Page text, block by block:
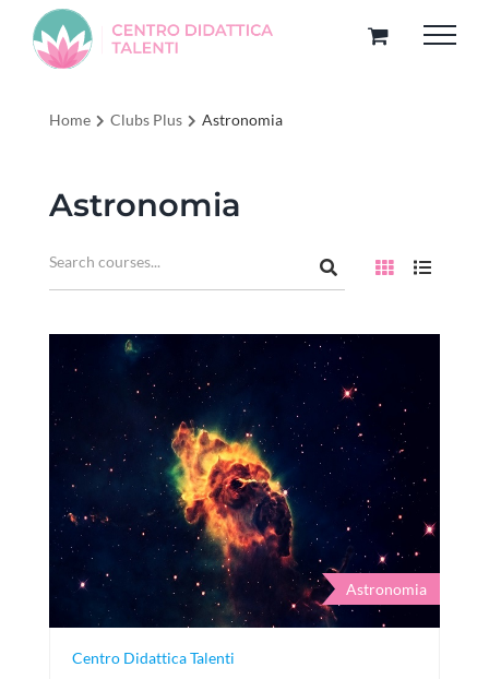
Salta
Home Clubs Plus Astronomia
Astronomia
Astronomia
Centro Didattica Talenti